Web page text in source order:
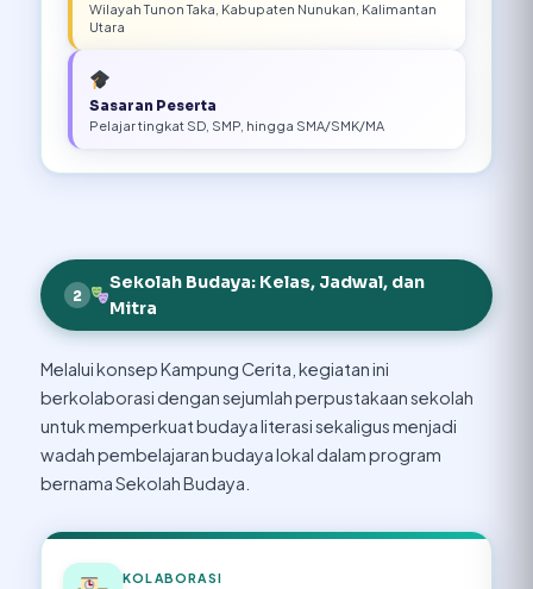
Wilayah Tunon Taka, Kabupaten Nunukan, Kalimantan
Utara
Sasaran Peserta
Pelajar tingkat SD, SMP, hingga SMA/SMK/MA
2
Sekolah Budaya: Kelas, Jadwal, dan
Mitra
Melalui konsep Kampung Cerita, kegiatan ini
berkolaborasi dengan sejumlah perpustakaan sekolah
untuk memperkuat budaya literasi sekaligus menjadi
wadah pembelajaran budaya lokal dalam program
bernama Sekolah Budaya.
KOLABORASI